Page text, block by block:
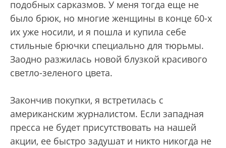
подобных сарказмов. У меня тогда еще не
было брюк, но многие женщины в конце 60-х
их уже носили, и я пошла и купила себе
стильные брючки специально для тюрьмы.
Заодно разжилась новой блузкой красивого
светло-зеленого цвета.
Закончив покупки, я встретилась с
американским журналистом. Если западная
пресса не будет присутствовать на нашей
акции, ее быстро задушат и никто никогда не